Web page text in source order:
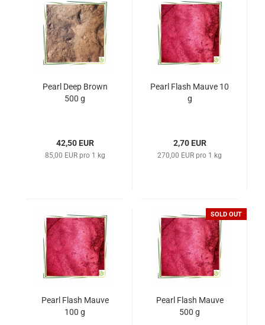
Pearl Deep Brown
500 g
42,50 EUR
85,00 EUR pro 1 kg
Pearl Flash Mauve 10
g
2,70 EUR
270,00 EUR pro 1 kg
Pearl Flash Mauve
100 g
SOLD OUT
Pearl Flash Mauve
500 g